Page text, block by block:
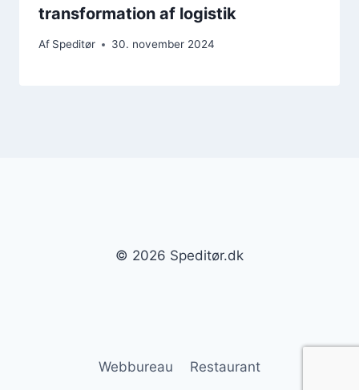
transformation af logistik
Af Speditør 30. november 2024
© 2026 Speditør.dk
Webbureau Restaurant